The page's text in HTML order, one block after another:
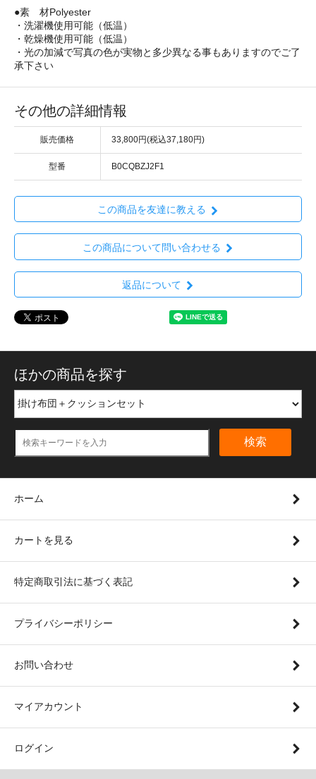
●素 材Polyester
・洗濯機使用可能（低温）
・乾燥機使用可能（低温）
・光の加減で写真の色が実物と多少異なる事もありますのでご了
承下さい
その他の詳細情報
販売価格 33,800円(税込37,180円)
型番 B0CQBZJ2F1
この商品を友達に教える
この商品について問い合わせる
返品について
ほかの商品を探す
検索
ホーム
カートを見る
特定商取引法に基づく表記
プライバシーポリシー
お問い合わせ
マイアカウント
ログイン